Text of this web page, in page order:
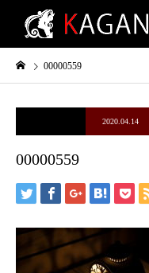
00000559
2020.04.14
00000559